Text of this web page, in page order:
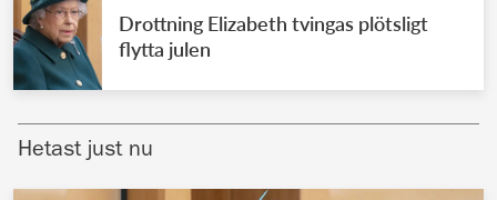
UTLÄNDSKT
VÄRLDENS KUNGAHUS
Brittiska kungahuset
Drottning Elizabeth tvingas plötsligt
flytta julen
Hetast just nu